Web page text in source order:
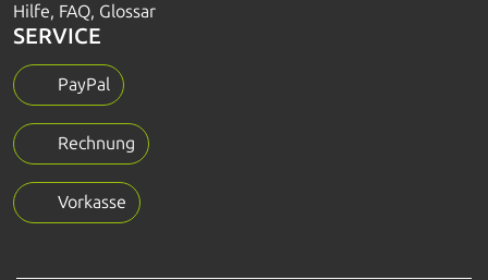
Hilfe, FAQ, Glossar
SERVICE
PayPal
Rechnung
Vorkasse